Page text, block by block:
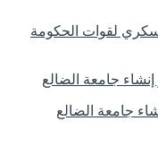
لقوات الحكومة
جامعة الضالع